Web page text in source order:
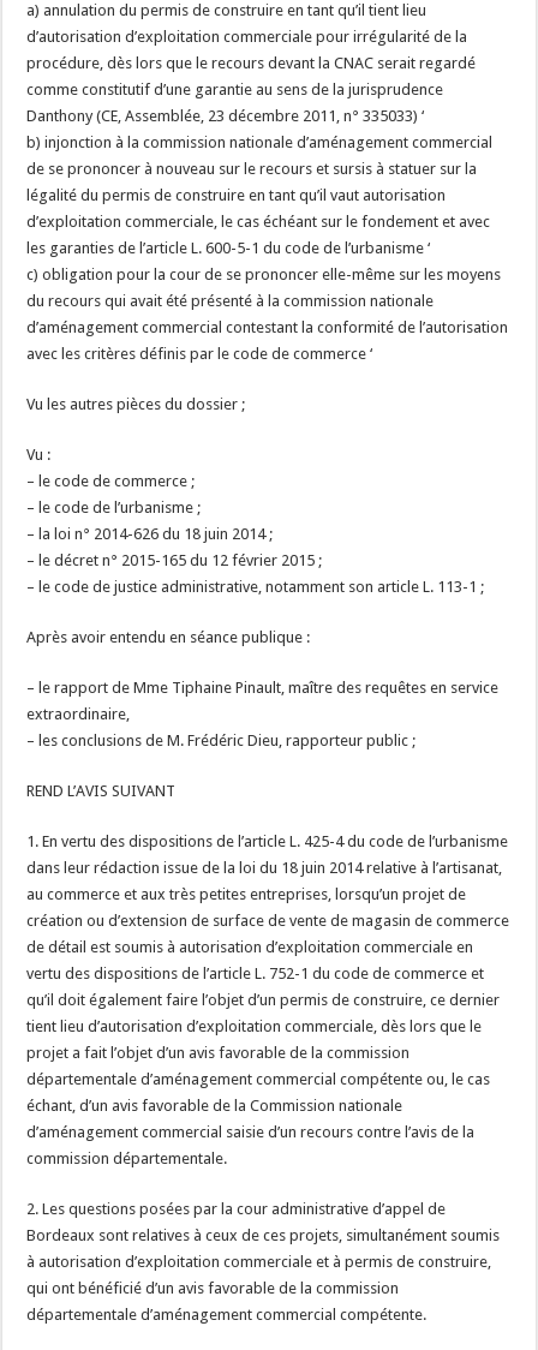
a) annulation du permis de construire en tant qu’il tient lieu
d’autorisation d’exploitation commerciale pour irrégularité de la
procédure, dès lors que le recours devant la CNAC serait regardé
comme constitutif d’une garantie au sens de la jurisprudence
Danthony (CE, Assemblée, 23 décembre 2011, n° 335033) ‘
b) injonction à la commission nationale d’aménagement commercial
de se prononcer à nouveau sur le recours et sursis à statuer sur la
légalité du permis de construire en tant qu’il vaut autorisation
d’exploitation commerciale, le cas échéant sur le fondement et avec
les garanties de l’article L. 600-5-1 du code de l’urbanisme ‘
c) obligation pour la cour de se prononcer elle-même sur les moyens
du recours qui avait été présenté à la commission nationale
d’aménagement commercial contestant la conformité de l’autorisation
avec les critères définis par le code de commerce ‘
Vu les autres pièces du dossier ;
Vu :
– le code de commerce ;
– le code de l’urbanisme ;
– la loi n° 2014-626 du 18 juin 2014 ;
– le décret n° 2015-165 du 12 février 2015 ;
– le code de justice administrative, notamment son article L. 113-1 ;
Après avoir entendu en séance publique :
– le rapport de Mme Tiphaine Pinault, maître des requêtes en service
extraordinaire,
– les conclusions de M. Frédéric Dieu, rapporteur public ;
REND L’AVIS SUIVANT
1. En vertu des dispositions de l’article L. 425-4 du code de l’urbanisme
dans leur rédaction issue de la loi du 18 juin 2014 relative à l’artisanat,
au commerce et aux très petites entreprises, lorsqu’un projet de
création ou d’extension de surface de vente de magasin de commerce
de détail est soumis à autorisation d’exploitation commerciale en
vertu des dispositions de l’article L. 752-1 du code de commerce et
qu’il doit également faire l’objet d’un permis de construire, ce dernier
tient lieu d’autorisation d’exploitation commerciale, dès lors que le
projet a fait l’objet d’un avis favorable de la commission
départementale d’aménagement commercial compétente ou, le cas
échant, d’un avis favorable de la Commission nationale
d’aménagement commercial saisie d’un recours contre l’avis de la
commission départementale.
2. Les questions posées par la cour administrative d’appel de
Bordeaux sont relatives à ceux de ces projets, simultanément soumis
à autorisation d’exploitation commerciale et à permis de construire,
qui ont bénéficié d’un avis favorable de la commission
départementale d’aménagement commercial compétente.